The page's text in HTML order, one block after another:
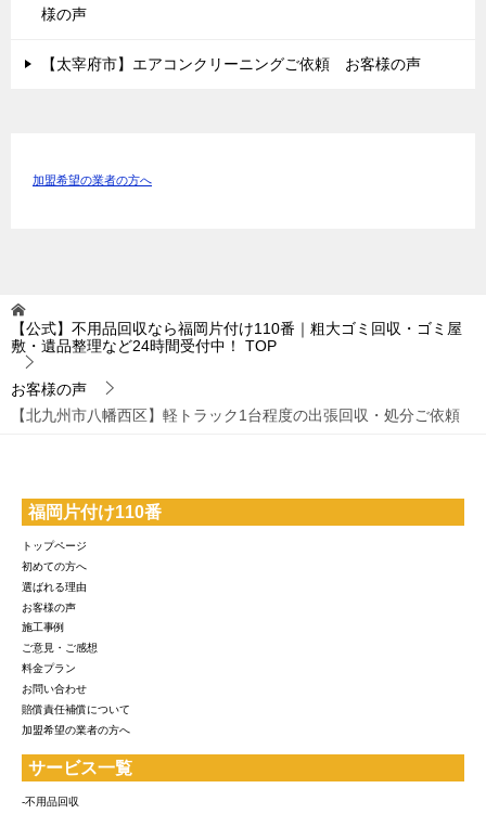
様の声
【太宰府市】エアコンクリーニングご依頼 お客様の声
加盟希望の業者の方へ
【公式】不用品回収なら福岡片付け110番｜粗大ゴミ回収・ゴミ屋
敷・遺品整理など24時間受付中！
TOP
お客様の声
【北九州市八幡西区】軽トラック1台程度の出張回収・処分ご依頼
福岡片付け110番
トップページ
初めての方へ
選ばれる理由
お客様の声
施工事例
ご意見・ご感想
料金プラン
お問い合わせ
賠償責任補償について
加盟希望の業者の方へ
サービス一覧
-不用品回収